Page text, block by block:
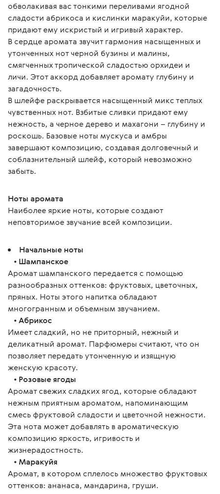
обволакивая вас тонкими переливами ягодной
сладости абрикоса и кислинки маракуйи, которые
придают ему искристый и игривый характер.
В сердце аромата звучит гармония насыщенных и
утонченных нот черной бузины и малины,
смягченных тропической сладостью орхидеи и
личи. Этот аккорд добавляет аромату глубину и
загадочность.
В шлейфе раскрывается насыщенный микс теплых
чувственных нот. Взбитые сливки придают ему
нежность, а черное дерево и махагони – глубину и
роскошь. Базовые ноты мускуса и амбры
завершают композицию, создавая долговечный и
соблазнительный шлейф, который невозможно
забыть.
Ноты аромата
Наиболее яркие ноты, которые создают
неповторимое звучание всей композиции.
Начальные ноты
• Шампанское
Аромат шампанского передается с помощью
разнообразных оттенков: фруктовых, цветочных,
пряных. Ноты этого напитка обладают
многогранным и объемным звучанием.
•Абрикос
Имеет сладкий, но не приторный, нежный и
деликатный аромат. Парфюмеры считают, что он
позволяет передать утонченную и изящную
женскую красоту.
• Розовые ягоды
Аромат свежих сладких ягод, которые обладают
нежным приятным ароматом, напоминающим
смесь фруктовой сладости и цветочной нежности.
Эта нота может добавлять в ароматическую
композицию яркость, игривость и
жизнерадостность.
• Маракуйя
Аромат, в котором сплелось множество фруктовых
оттенков: ананаса, мандарина, груши.